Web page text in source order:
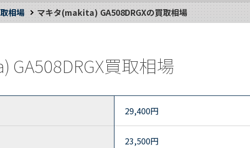
相場 マキタ(makita) GA508DRGXの買取相場
GA508DRGX買取相場
29,400円
23,500円